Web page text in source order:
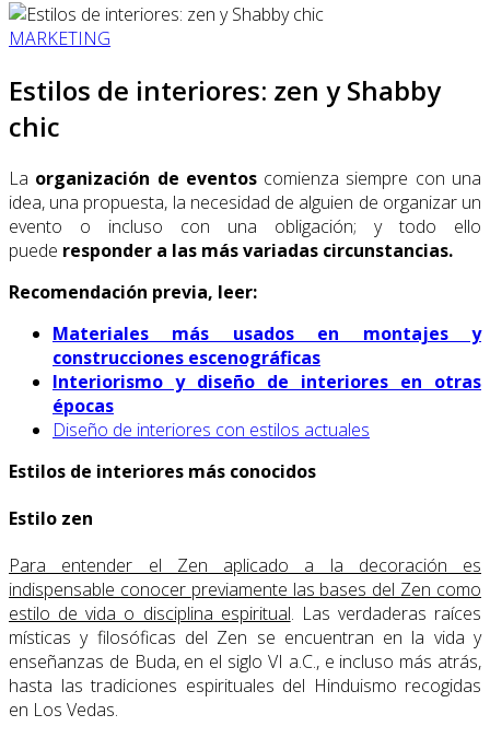
MARKETING
Estilos de interiores: zen y Shabby
chic
La organización de eventoscomienza siempre con una
idea, una propuesta, la necesidad de alguien de organizar un
evento o incluso con una obligación; y todo ello
puede responder a las más variadas circunstancias.
Recomendación previa, leer:
Materiales más usados en montajes y
construcciones escenográficas
Interiorismo y diseño de interiores en otras
épocas
Diseño de interiores con estilos actuales
Estilos de interiores más conocidos
Estilo zen
Para entender el Zen aplicado a la decoración es
indispensable conocer previamente las bases del Zen como
estilo de vida o disciplina espiritual. Las verdaderas raíces
místicas y filosóficas del Zen se encuentran en la vida y
enseñanzas de Buda, en el siglo VI a.C., e incluso más atrás,
hasta las tradiciones espirituales del Hinduismo recogidas
en Los Vedas.